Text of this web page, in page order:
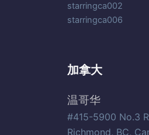
starringca006
加拿大
温哥华
#415-5900 No.3
Richmond, BC,